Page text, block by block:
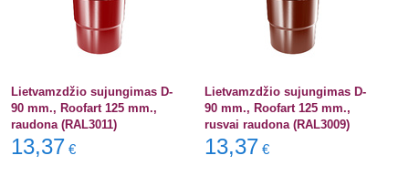
Lietvamzdžio sujungimas D-
90 mm., Roofart 125 mm.,
raudona (RAL3011)
13,37 €
Lietvamzdžio sujungimas D-
90 mm., Roofart 125 mm.,
rusvai raudona (RAL3009)
13,37 €